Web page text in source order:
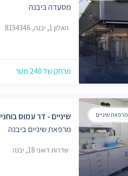
מסעדה ביבנה
האלון 1, יבנה, 8154346
מרחק של 240 מטר
מרפאת שיניים
שיניים - דר עמוס
מרפאת שיניים ביבנה
שדרות דואני 18, יבנה